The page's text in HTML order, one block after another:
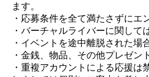
ます。
・応募条件を全て満たさずに
・バーチャルライバーに関して
・イベントを途中離脱された場
・金銭、物品、その他プレゼン
・重複アカウントによる応援